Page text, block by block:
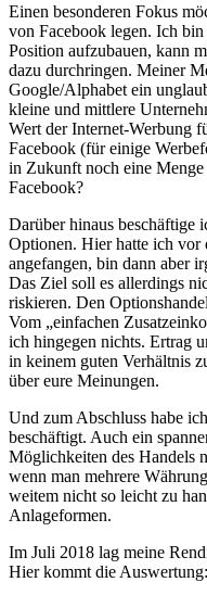
Einen besonderen Fokus
von Facebook legen. Ich
Position aufzubauen, kann
dazu durchringen. Meiner
Google/Alphabet ein
kleine und mittlere
Wert der Internet-Werbung
Facebook (für einige
in Zukunft noch eine
Facebook?
Darüber hinaus beschäftige
Optionen. Hier hatte ich vor
angefangen, bin dann aber
Das Ziel soll es allerdings
riskieren. Den
Vom „einfachen
ich hingegen nichts. Ertrag
in keinem guten Verhältnis
über eure Meinungen.
Und zum Abschluss habe
beschäftigt. Auch ein
Möglichkeiten des Handels
wenn man mehrere
weitem nicht so leicht zu
Anlageformen.
Im Juli 2018 lag meine
Hier kommt die Auswertung: